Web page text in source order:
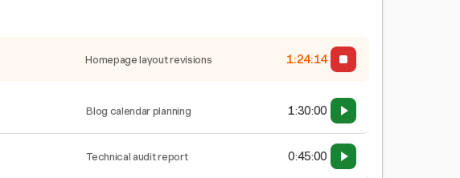
Homepage layout revisions 1:24:14
Blog calendar planning 1:30:00
Technical audit report 0:45:00